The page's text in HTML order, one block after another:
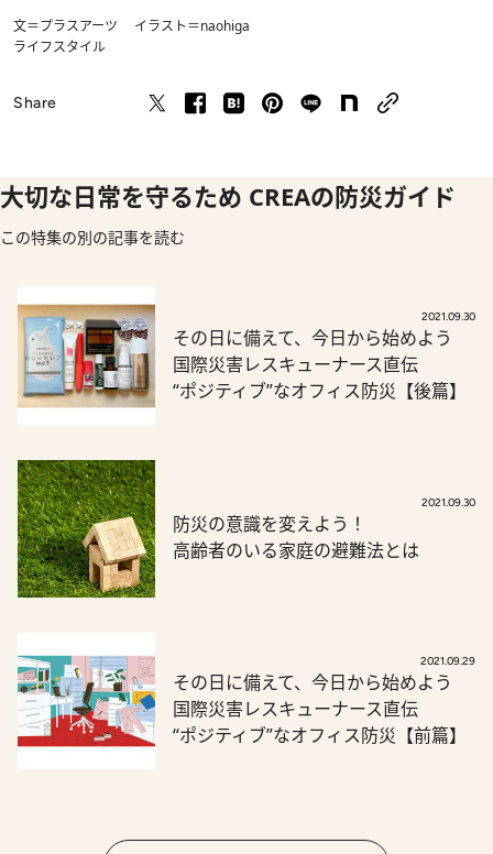
文＝プラスアーツ イラスト＝naohiga
ライフスタイル
Share
大切な日常を守るため CREAの防災ガイド
この特集の別の記事を読む
2021.09.30
その日に備えて、今日から始めよう
国際災害レスキューナース直伝
“ポジティブ”なオフィス防災【後篇】
2021.09.30
防災の意識を変えよう！
高齢者のいる家庭の避難法とは
2021.09.29
その日に備えて、今日から始めよう
国際災害レスキューナース直伝
“ポジティブ”なオフィス防災【前篇】